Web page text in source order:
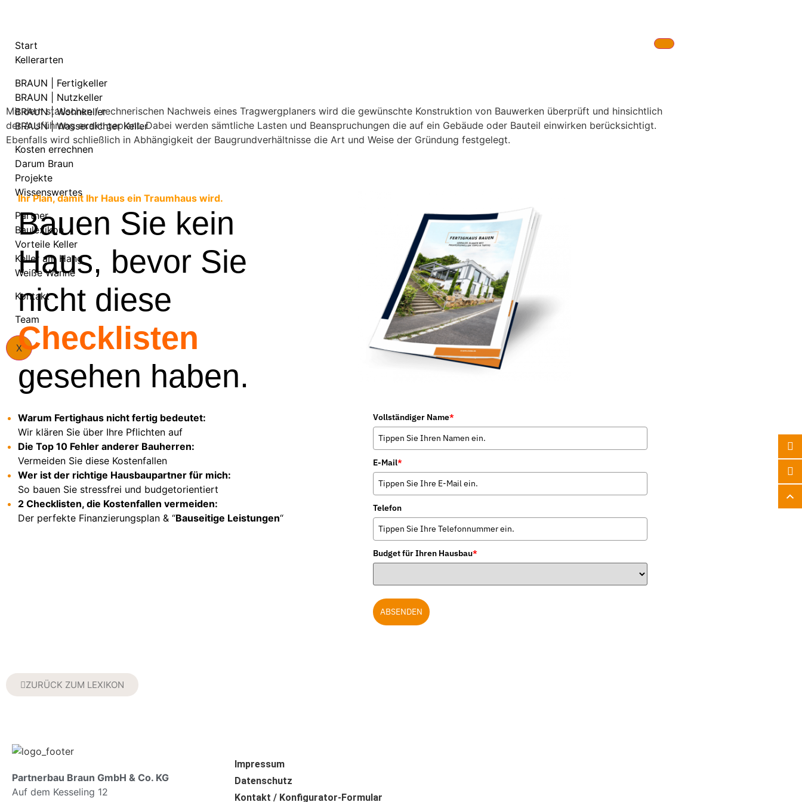
Start
Kellerarten
BRAUN | Fertigkeller
BRAUN | Nutzkeller
BRAUN | Wohnkeller
BRAUN | Wasserdichter Keller
Kosten errechnen
Darum Braun
Projekte
Wissenswertes
Partner
Baulexikon
Vorteile Keller
Keller am Hang
Weiße Wanne
Kontakt
Team
X
Mit dem statischen / rechnerischen Nachweis eines Tragwergplaners wird die gewünschte Konstruktion von Bauwerken überprüft und hinsichtlich
der Ausführung exakt geplant. Dabei werden sämtliche Lasten und Beanspruchungen die auf ein Gebäude oder Bauteil einwirken berücksichtigt.
Ebenfalls wird schließlich in Abhängigkeit der Baugrundverhältnisse die Art und Weise der Gründung festgelegt.
Ihr Plan, damit Ihr Haus ein Traumhaus wird.
Bauen Sie kein
Haus, bevor Sie
nicht diese
Checklisten
gesehen haben.
Warum Fertighaus nicht fertig bedeutet:
Wir klären Sie über Ihre Pflichten auf
Die Top 10 Fehler anderer Bauherren:
Vermeiden Sie diese Kostenfallen
Wer ist der richtige Hausbaupartner für mich:
So bauen Sie stressfrei und budgetorientiert
2 Checklisten, die Kostenfallen vermeiden:
Der perfekte Finanzierungsplan & “Bauseitige Leistungen“
Vollständiger Name*
E-Mail*
Telefon
Budget für Ihren Hausbau*
ABSENDEN
ZURÜCK ZUM LEXIKON
Partnerbau Braun GmbH & Co. KG
Auf dem Kesseling 12
Impressum
Datenschutz
Kontakt / Konfigurator-Formular